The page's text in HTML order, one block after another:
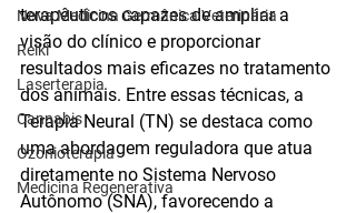
Nova Medicina Germânica Veterinária
Reiki
Laserterapia
Cannabis
Ozonioterapia
Medicina Regenerativa
terapêuticos capazes de ampliar a
visão do clínico e proporcionar
resultados mais eficazes no tratamento
dos animais. Entre essas técnicas, a
Terapia Neural (TN) se destaca como
uma abordagem reguladora que atua
diretamente no Sistema Nervoso
Autônomo (SNA), favorecendo a